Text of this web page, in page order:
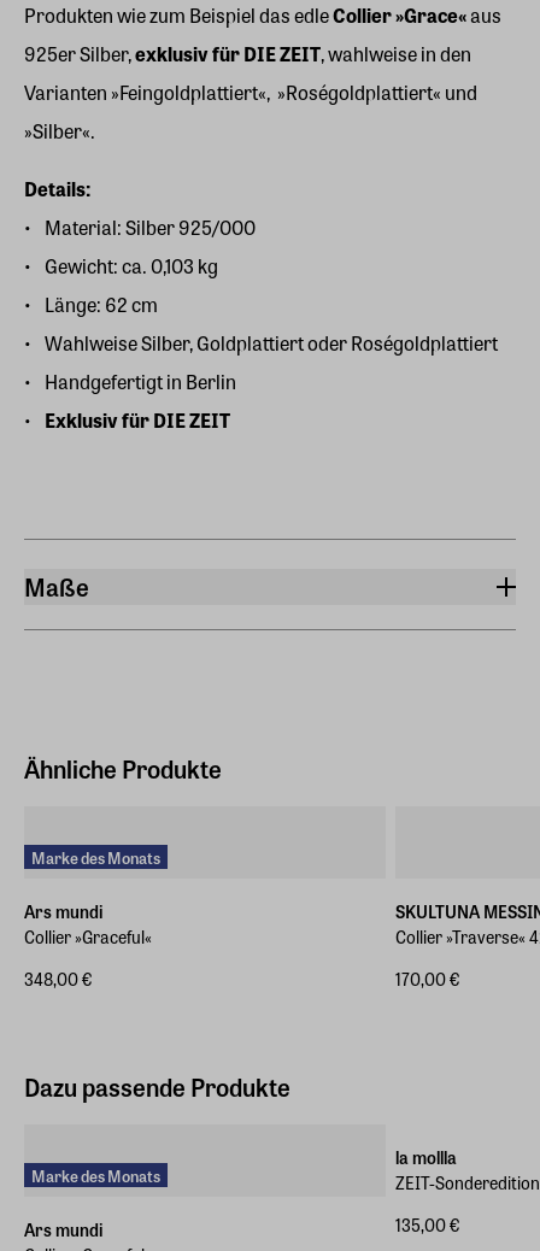
Produkten wie zum Beispiel das edleCollier »Grace«aus
925er Silber,exklusiv für DIE ZEIT, wahlweise in den
Varianten »Feingoldplattiert«, »Roségoldplattiert« und
»Silber«.
Details:
Material: Silber 925/000
Gewicht: ca. 0,103 kg
Länge: 62 cm
Wahlweise Silber, Goldplattiert oder Roségoldplattiert
Handgefertigt in Berlin
Exklusiv für DIE ZEIT
Maße
Ähnliche Produkte
Marke des Monats
Ars mundi
Collier »Graceful«
348,00 €
SKULTUNA
Collier »Traverse«
170,00 €
Dazu passende Produkte
Marke des Monats
Ars mundi
la mollla
ZEIT-
135,00 €